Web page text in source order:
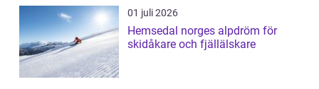
01 juli 2026
Hemsedal norges alpdröm för
skidåkare och fjällälskare